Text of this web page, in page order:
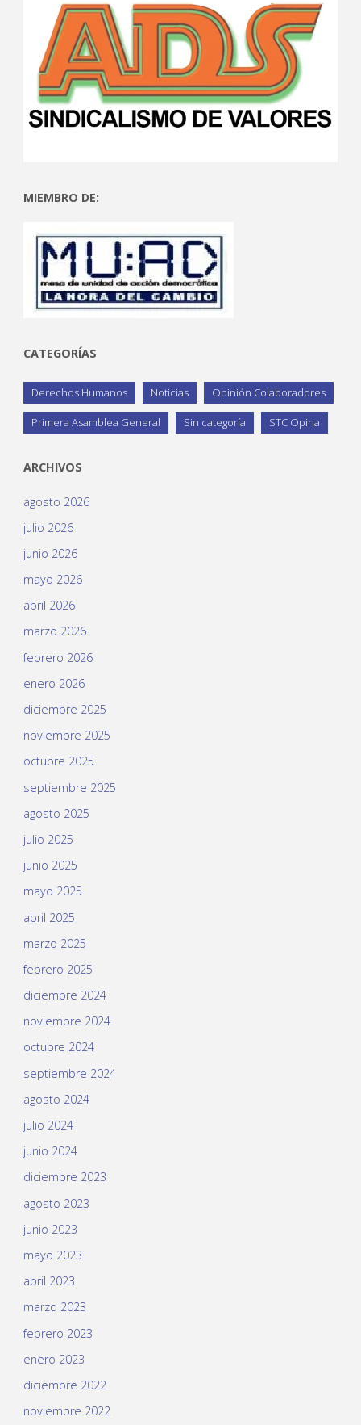
MIEMBRO DE:
CATEGORÍAS
Derechos Humanos Noticias Opinión Colaboradores
Primera Asamblea General Sin categoría STC Opina
ARCHIVOS
agosto 2026
julio 2026
junio 2026
mayo 2026
abril 2026
marzo 2026
febrero 2026
enero 2026
diciembre 2025
noviembre 2025
octubre 2025
septiembre 2025
agosto 2025
julio 2025
junio 2025
mayo 2025
abril 2025
marzo 2025
febrero 2025
diciembre 2024
noviembre 2024
octubre 2024
septiembre 2024
agosto 2024
julio 2024
junio 2024
diciembre 2023
agosto 2023
junio 2023
mayo 2023
abril 2023
marzo 2023
febrero 2023
enero 2023
diciembre 2022
noviembre 2022